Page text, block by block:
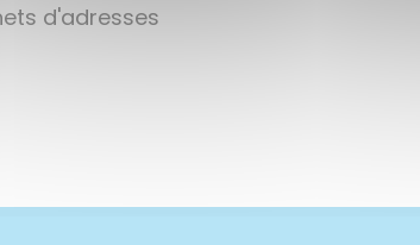
d'adresses